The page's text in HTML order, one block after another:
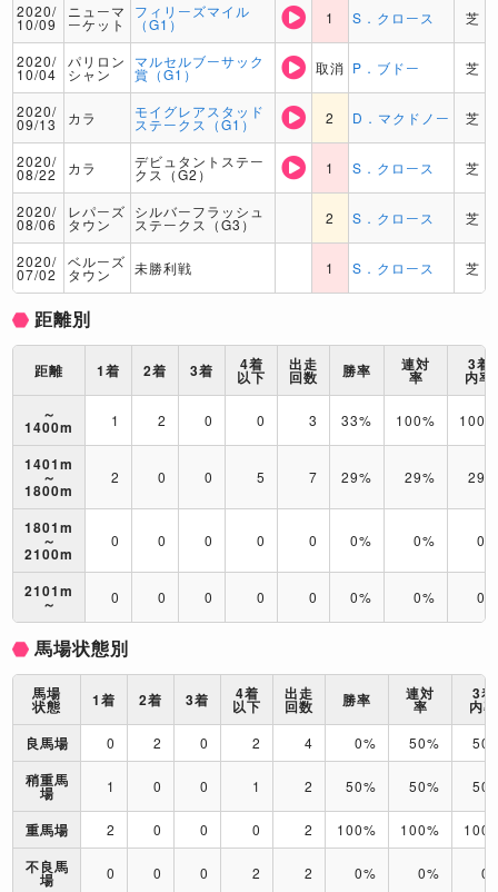
2020/
10/09
ニューマ
ーケット
フィリーズマイル
（G1） 1 S．クロース 芝
2020/
10/04
パリロン
シャン
マルセルブーサック
賞（G1） 取消 P．ブドー 芝
2020/
09/13 カラ モイグレアスタッド
ステークス（G1） 2 D．マクドノー 芝
2020/
08/22 カラ デビュタントステー
クス（G2） 1 S．クロース 芝
2020/
08/06
レパーズ
タウン
シルバーフラッシュ
ステークス（G3） 2 S．クロース 芝
2020/
07/02
ベルーズ
タウン 未勝利戦 1 S．クロース 芝
距離別
距離 1着 2着 3着 4着
以下
出走
回数 勝率 連対
率
3着
内率
～
1400m 1 2 0 0 3 33% 100%
1401m
～
1800m
2 0 0 5 7 29% 29%
1801m
～
2100m
0 0 0 0 0 0% 0%
2101m
～ 0 0 0 0 0 0% 0%
馬場状態別
馬場
状態 1着 2着 3着 4着
以下
出走
回数 勝率 連対
率
3着
内率
良馬場
0 2 0 2 4 0% 50%
稍重馬
場 1 0 0 1 2 50% 50%
重馬場 2 0 0 0 2 100% 100%
不良馬
場 0 0 0 2 2 0% 0%